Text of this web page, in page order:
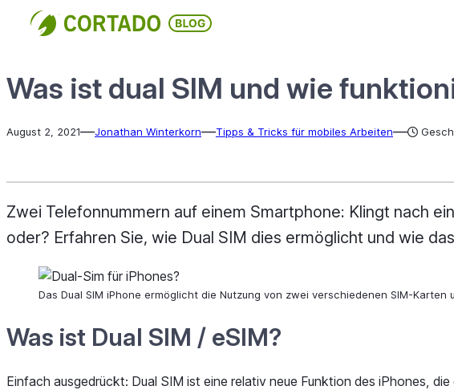
Direkt
wechseln
Was ist dual SIM und wie
August 2, 2021—Jonathan Winterkorn—Tipps & Tricks für mobiles Arbeiten—
Zwei Telefonnummern auf einem Smartphone: Klingt nach
oder? Erfahren Sie, wie Dual SIM dies ermöglicht und wie
Das Dual SIM iPhone ermöglicht die Nutzung von zwei verschiedenen SIM-
Was ist Dual SIM / eSIM?
Einfach ausgedrückt: Dual SIM ist eine relativ neue Funktion des iPhones,